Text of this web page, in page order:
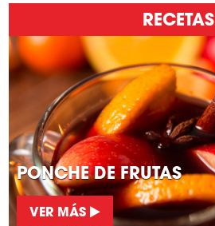
RECETAS
PONCHE DE FRUTAS
VER MÁS